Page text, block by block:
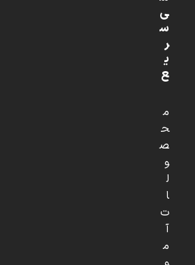
ی
س
ر
ی
ع
م
ح
ص
و
ل
ا
ت
آ
م